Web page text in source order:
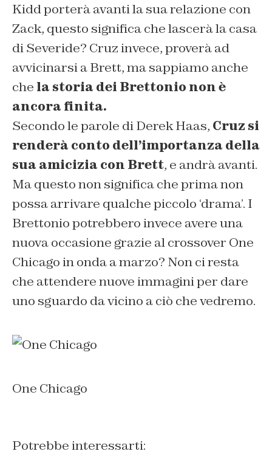
Kidd porterà avanti la sua relazione con
Zack, questo significa che lascerà la casa
di Severide? Cruz invece, proverà ad
avvicinarsi a Brett, ma sappiamo anche
che la storia dei Brettonio non è
ancora finita.
Secondo le parole di Derek Haas, Cruz si
renderà conto dell’importanza della
sua amicizia con Brett, e andrà avanti.
Ma questo non significa che prima non
possa arrivare qualche piccolo ‘drama’. I
Brettonio potrebbero invece avere una
nuova occasione grazie al crossover One
Chicago in onda a marzo? Non ci resta
che attendere nuove immagini per dare
uno sguardo da vicino a ciò che vedremo.
One Chicago
Potrebbe interessarti: